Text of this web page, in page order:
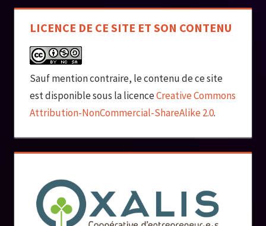
LICENCE DE CE SITE ET SON CONTENU
Sauf mention contraire, le contenu de ce site
est disponible sous la licenceCreative Commons
Attribution-NonCommercial-ShareAlike 2.0.